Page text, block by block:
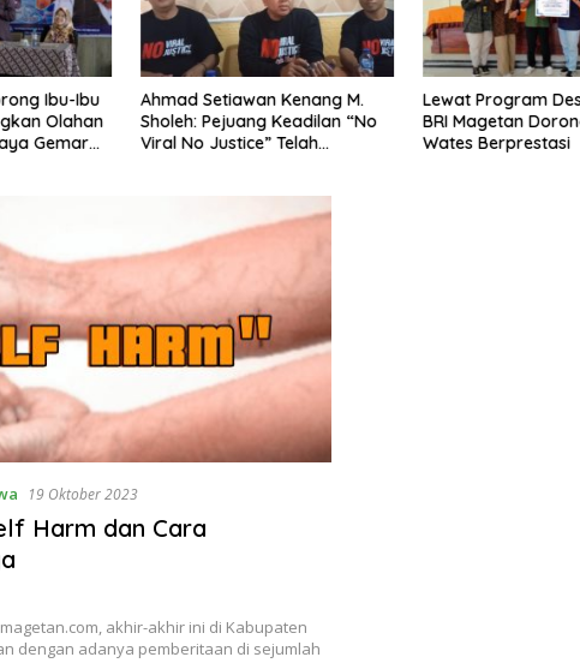
M.
“No
Lewat Program Desa BRILiaN,
BRI Magetan Dorong Desa
Wates Berprestasi
Noorbiyanto, S.H
Peradin Magetan
2026–2028, Siap
19 Oktober 2023
Harm dan Cara
akhir-akhir ini di Kabupaten
dengan adanya pemberitaan di sejumlah